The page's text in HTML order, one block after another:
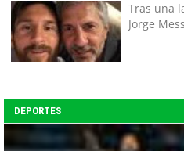
Tras una
Jorge
DEPORTES